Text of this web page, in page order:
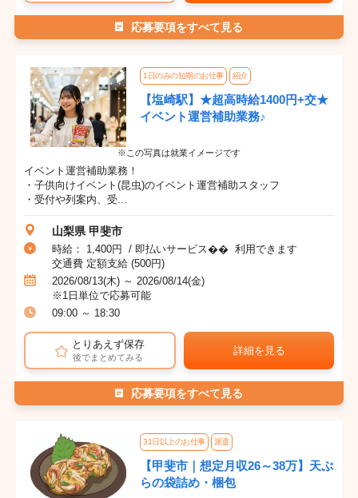
応募要項をすべて見る
1日のみの短期のお仕事 紹介
【塩崎駅】★超高時給1400円+交★
イベント運営補助業務♪
※この写真は就業イメージです
イベント運営補助業務！
・子供向けイベント(昆虫)のイベント運営補助スタッフ
・受付や列案内、受...
山梨県 甲斐市
時給： 1,400円 / 即払いサービス�� 利用できます
交通費 定額支給 (500円)
2026/08/13(木) ～ 2026/08/14(金)
※1日単位で応募可能
09:00 ～ 18:30
とりあえず保存
後でまとめてみる
詳細を見る
応募要項をすべて見る
31日以上のお仕事 派遣
【甲斐市｜想定月収26～38万】天ぷ
らの袋詰め・梱包